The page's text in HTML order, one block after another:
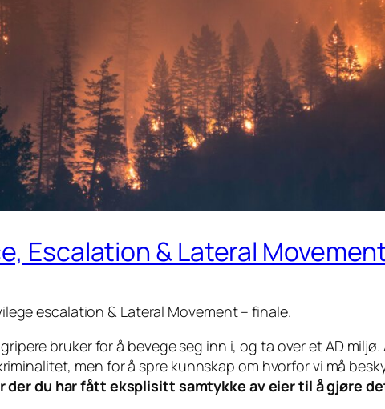
Escalation & Lateral
escalation & Lateral Movement – finale.
bruker for å bevege seg inn i, og ta over et AD
men for å spre kunnskap om hvorfor vi må
du har fått eksplisitt samtykke av eier til å gjøre